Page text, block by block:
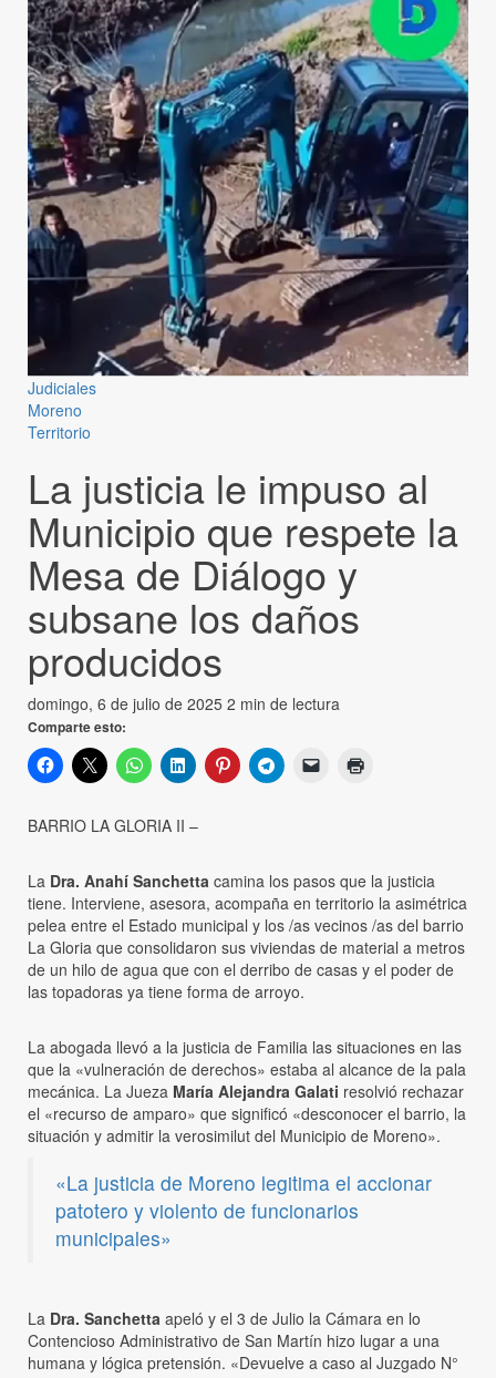
Judiciales
Moreno
Territorio
La justicia le impuso al
Municipio que respete la
Mesa de Diálogo y
subsane los daños
producidos
domingo, 6 de julio de 2025 2 min de lectura
Comparte esto:
BARRIO LA GLORIA II –
La Dra. Anahí Sanchetta camina los pasos que la justicia
tiene. Interviene, asesora, acompaña en territorio la asimétrica
pelea entre el Estado municipal y los /as vecinos /as del barrio
La Gloria que consolidaron sus viviendas de material a metros
de un hilo de agua que con el derribo de casas y el poder de
las topadoras ya tiene forma de arroyo.
La abogada llevó a la justicia de Familia las situaciones en las
que la «vulneración de derechos» estaba al alcance de la pala
mecánica. La Jueza María Alejandra Galati resolvió rechazar
el «recurso de amparo» que significó «desconocer el barrio, la
situación y admitir la verosimilut del Municipio de Moreno».
«La justicia de Moreno legitima el accionar
patotero y violento de funcionarios
municipales»
La Dra. Sanchetta apeló y el 3 de Julio la Cámara en lo
Contencioso Administrativo de San Martín hizo lugar a una
humana y lógica pretensión. «Devuelve a caso al Juzgado N°